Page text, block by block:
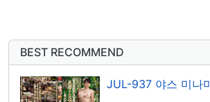
BEST RECOMMEND
JUL-937 야스 미나미